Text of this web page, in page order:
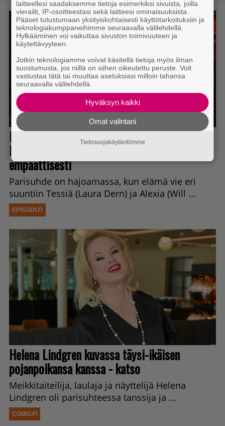
Vuonna 2018 nähdyn
toimintaroolipelin jatko-osa sai
julkaisupäivänsä
laitteellesi saadaksemme tietoja esimerkiksi sivuista, joilla
vierailit, IP-osoitteestasi sekä laitteesi ominaisuuksista.
Pääset tutustumaan yksityiskohtaisesti käyttötarkoituksiin ja
teknologiakumppaneihimme seuraavalla välilehdellä.
Hylkääminen voi vaikuttaa sivuston toimivuuteen ja
käytettävyyteen.
Jotkin teknologiamme voivat käsitellä tietoja myös ilman
suostumusta, jos niillä on siihen oikeutettu peruste. Voit
vastustaa tätä tai muuttaa asetuksiasi milloin tahansa
seuraavalla välilehdellä.
Hyväksyn kaikki
Omat valintani
Tietosuojakäytäntömme